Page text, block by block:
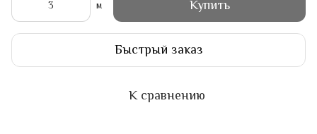
м Купить
Быстрый заказ
К сравнению